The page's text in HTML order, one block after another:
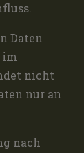
Daten
im
nicht
nur an
nach